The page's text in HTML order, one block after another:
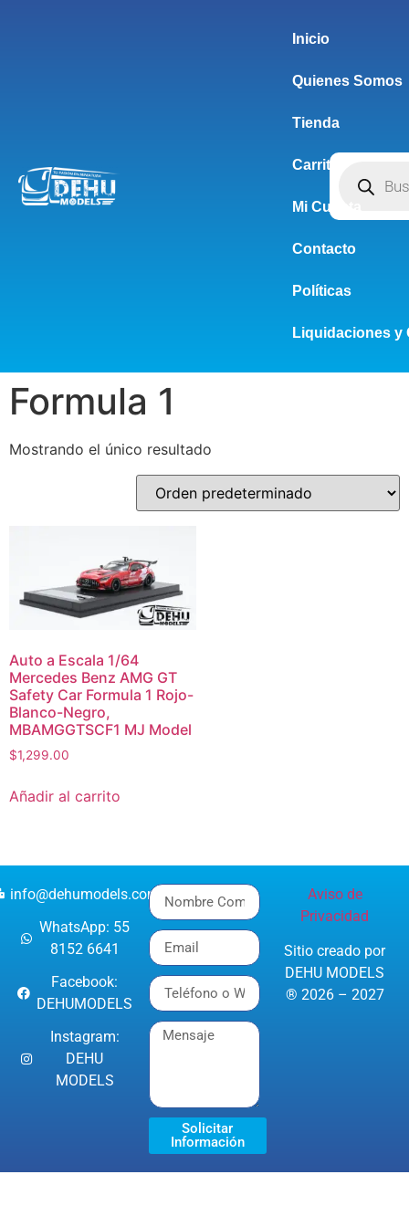
Inicio
Quienes Somos
Tienda
Carrito
Mi Cuenta
Contacto
Políticas
Liquidaciones y
Formula 1
Mostrando el único resultado
Auto a Escala 1/64
Mercedes Benz AMG GT
Safety Car Formula 1 Rojo-
Blanco-Negro,
MBAMGGTSCF1 MJ Model
$1,299.00
Añadir al carrito
info@dehumodels.com
WhatsApp: 55
8152 6641
Facebook:
DEHUMODELS
Instagram:
DEHU
MODELS
Solicitar
Información
Aviso de
Privacidad
Sitio creado por
DEHU MODELS
® 2026 – 2027